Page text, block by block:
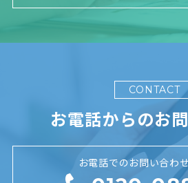
CONTACT
お電話からのお
お電話でのお問い合わ